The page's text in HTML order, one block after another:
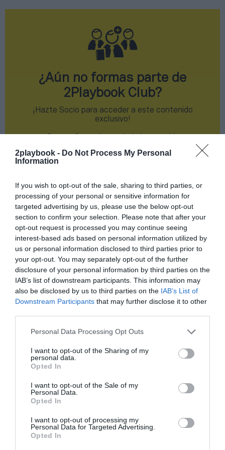
2playbook - Do Not Process My Personal
Information
If you wish to opt-out of the sale, sharing to third parties, or
processing of your personal or sensitive information for
targeted advertising by us, please use the below opt-out
section to confirm your selection. Please note that after your
opt-out request is processed you may continue seeing
interest-based ads based on personal information utilized by
us or personal information disclosed to third parties prior to
your opt-out. You may separately opt-out of the further
disclosure of your personal information by third parties on the
IAB’s list of downstream participants. This information may
also be disclosed by us to third parties on the IAB’s List of
Downstream Participants that may further disclose it to other
Personal Data Processing Opt Outs
I want to opt-out of the Sharing of my
personal data.
Opted In
I want to opt-out of the Sale of my
Personal Data.
Opted In
I want to opt-out of processing my
Personal Data for Targeted Advertising.
Opted In
Índex2P
Liga Femenina de baloncesto
Uni Ferrol
¿Aún no formas parte de
2Playbook Club?
¡Hazte Socio para acceder a este contenido
exclusivo!
Compartir
Imprimir
Publicidad
2Playbook Club2P